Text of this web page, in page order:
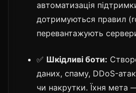
автоматизація
дотримуються правил
перевантажують
✅ Шкідливі боти:
даних, спаму, DDoS-
чи накрутки. Їхня мета